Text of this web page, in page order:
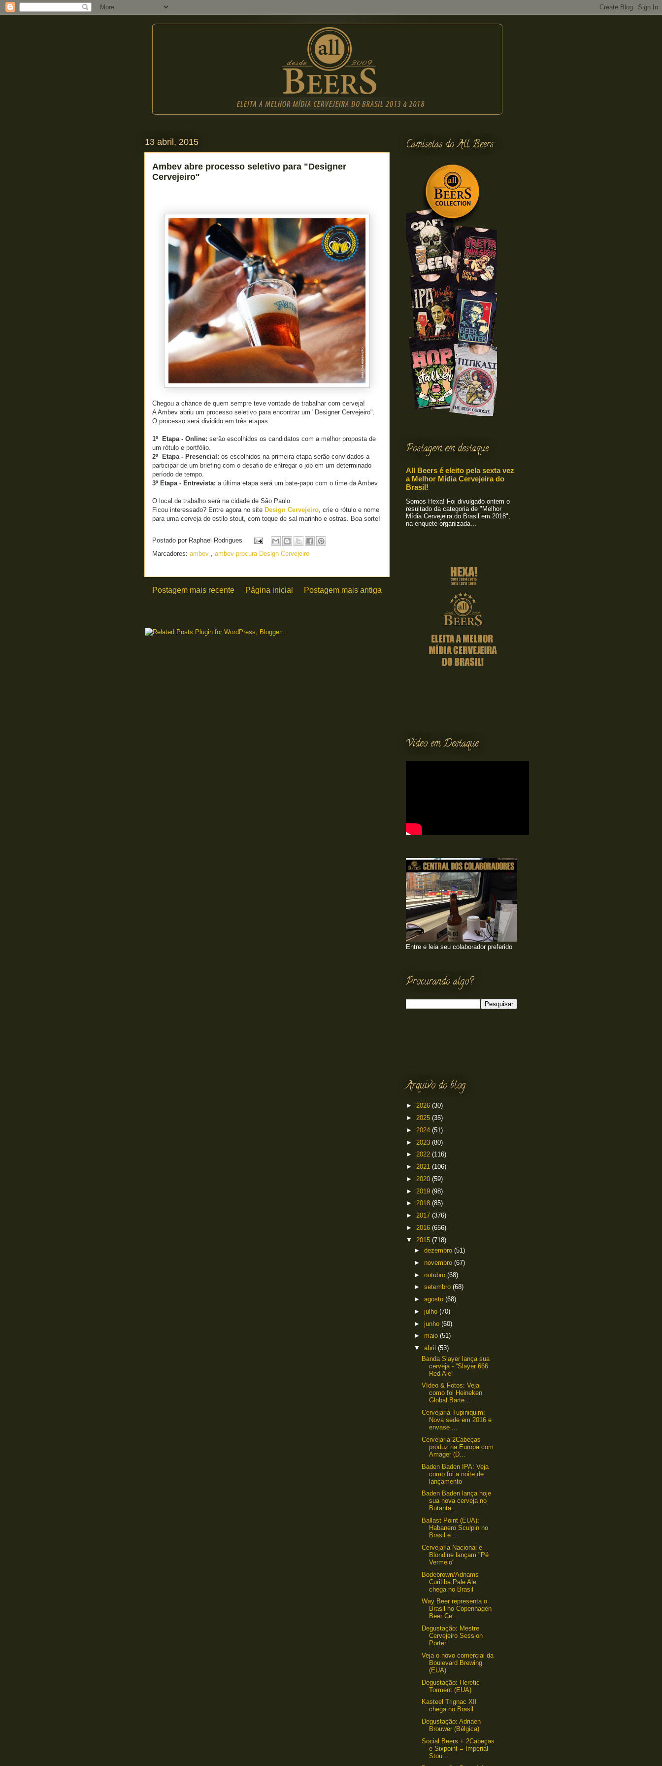
13 abril, 2015
Ambev abre processo seletivo para "Designer
Cervejeiro"
Chegou a chance de quem sempre teve vontade de trabalhar com cerveja!
A Ambev abriu um processo seletivo para encontrar um "Designer Cervejeiro".
O processo será dividido em três etapas:
1º Etapa - Online: serão escolhidos os candidatos com a melhor proposta de
um rótulo e portfólio.
2º Etapa - Presencial: os escolhidos na primeira etapa serão convidados a
participar de um briefing com o desafio de entregar o job em um determinado
período de tempo.
3º Etapa - Entrevista: a última etapa será um bate-papo com o time da Ambev
O local de trabalho será na cidade de São Paulo.
Ficou interessado? Entre agora no site Design Cervejeiro, crie o rótulo e nome
para uma cerveja do estilo stout, com toque de sal marinho e ostras. Boa sorte!
Postado por Raphael Rodrigues
Marcadores: ambev , ambev procura Design Cervejeiro
Postagem mais recente Postagem mais antiga
Página inicial
Camisetas do All Beers
Postagem em destaque
All Beers é eleito pela sexta vez
a Melhor Mídia Cervejeira do
Brasil!
Somos Hexa! Foi divulgado ontem o
resultado da categoria de "Melhor
Mídia Cervejeira do Brasil em 2018",
na enquete organizada...
Vídeo em Destaque
Entre e leia seu colaborador preferido
Procurando algo?
Arquivo do blog
► 2026 (30)
► 2025 (35)
► 2024 (51)
► 2023 (80)
► 2022 (116)
► 2021 (106)
► 2020 (59)
► 2019 (98)
► 2018 (85)
► 2017 (376)
► 2016 (656)
▼ 2015 (718)
► dezembro (51)
► novembro (67)
► outubro (68)
► setembro (68)
► agosto (68)
► julho (70)
► junho (60)
► maio (51)
▼ abril (53)
Banda Slayer lança sua
cerveja - “Slayer 666
Red Ale”
Vídeo & Fotos: Veja
como foi Heineken
Global Barte...
Cervejaria Tupiniquim:
Nova sede em 2016 e
envase ...
Cervejaria 2Cabeças
produz na Europa com
Amager (D...
Baden Baden IPA: Veja
como foi a noite de
lançamento
Baden Baden lança hoje
sua nova cerveja no
Butanta...
Ballast Point (EUA):
Habanero Sculpin no
Brasil e ...
Cervejaria Nacional e
Blondine lançam "Pé
Vermeio"
Bodebrown/Adnams
Curitiba Pale Ale
chega no Brasil
Way Beer representa o
Brasil no Copenhagen
Beer Ce...
Degustação: Mestre
Cervejeiro Session
Porter
Veja o novo comercial da
Boulevard Brewing
(EUA)
Degustação: Heretic
Torment (EUA)
Kasteel Trignac XII
chega no Brasil
Degustação: Adriaen
Brouwer (Bélgica)
Social Beers + 2Cabeças
e Sixpoint = Imperial
Stou...